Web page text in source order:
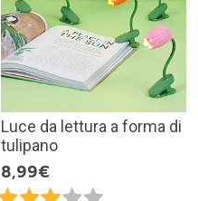
Luce da lettura a forma di
tulipano
8,99€